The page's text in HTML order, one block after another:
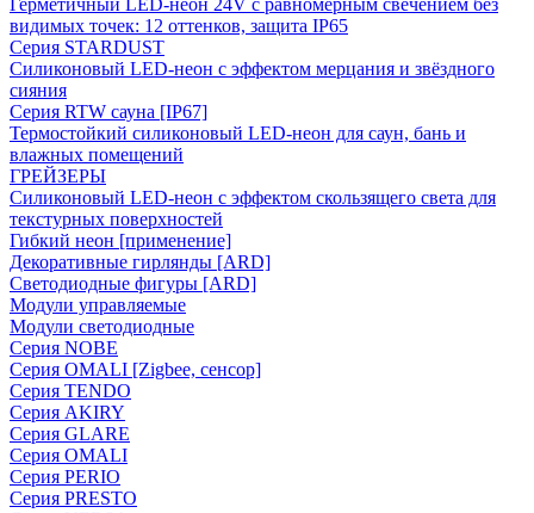
видимых точек: 12 оттенков, защита IP65
Серия STARDUST
Силиконовый LED-неон с эффектом мерцания и звёздного
сияния
Серия RTW сауна [IP67]
Термостойкий силиконовый LED-неон для саун, бань и
влажных помещений
ГРЕЙЗЕРЫ
Силиконовый LED-неон с эффектом скользящего света для
текстурных поверхностей
Гибкий неон [применение]
Декоративные гирлянды [ARD]
Светодиодные фигуры [ARD]
Модули управляемые
Модули светодиодные
Серия NOBE
Серия OMALI [Zigbee, сенсор]
Серия TENDO
Серия AKIRY
Серия GLARE
Серия OMALI
Серия PERIO
Серия PRESTO